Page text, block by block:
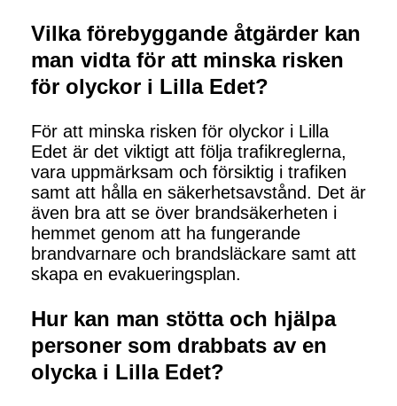
Vilka förebyggande åtgärder kan
man vidta för att minska risken
för olyckor i Lilla Edet?
För att minska risken för olyckor i Lilla
Edet är det viktigt att följa trafikreglerna,
vara uppmärksam och försiktig i trafiken
samt att hålla en säkerhetsavstånd. Det är
även bra att se över brandsäkerheten i
hemmet genom att ha fungerande
brandvarnare och brandsläckare samt att
skapa en evakueringsplan.
Hur kan man stötta och hjälpa
personer som drabbats av en
olycka i Lilla Edet?